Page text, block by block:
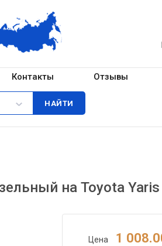
Контакты Отзывы
на Toyota Yaris
Цена 1